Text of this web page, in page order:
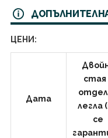
ЦЕНИ:
Дата
стая
легла
се